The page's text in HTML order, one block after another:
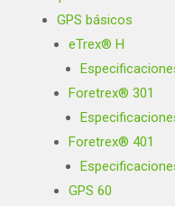
GPS básicos
eTrex® H
Foretrex® 301
Foretrex® 401
GPS 60